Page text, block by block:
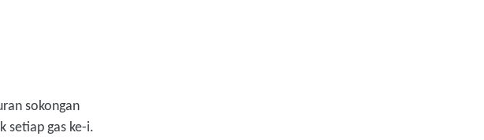
sokongan
setiap gas ke-i.